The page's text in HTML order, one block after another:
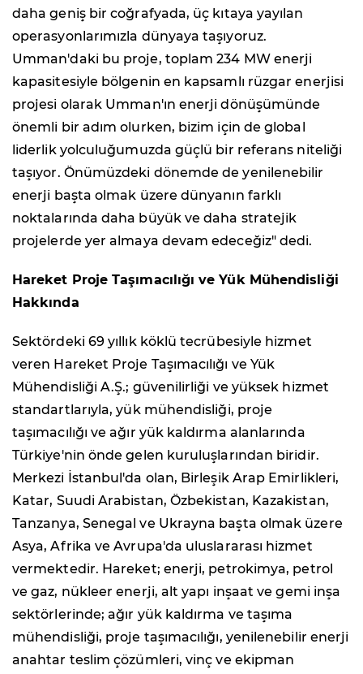
daha geniş bir coğrafyada, üç kıtaya yayılan
operasyonlarımızla dünyaya taşıyoruz.
Umman'daki bu proje, toplam 234 MW enerji
kapasitesiyle bölgenin en kapsamlı rüzgar enerjisi
projesi olarak Umman'ın enerji dönüşümünde
önemli bir adım olurken, bizim için de global
liderlik yolculuğumuzda güçlü bir referans niteliği
taşıyor. Önümüzdeki dönemde de yenilenebilir
enerji başta olmak üzere dünyanın farklı
noktalarında daha büyük ve daha stratejik
projelerde yer almaya devam edeceğiz" dedi.
Hareket Proje Taşımacılığı ve Yük Mühendisliği
Hakkında
Sektördeki 69 yıllık köklü tecrübesiyle hizmet
veren Hareket Proje Taşımacılığı ve Yük
Mühendisliği A.Ş.; güvenilirliği ve yüksek hizmet
standartlarıyla, yük mühendisliği, proje
taşımacılığı ve ağır yük kaldırma alanlarında
Türkiye'nin önde gelen kuruluşlarından biridir.
Merkezi İstanbul'da olan, Birleşik Arap Emirlikleri,
Katar, Suudi Arabistan, Özbekistan, Kazakistan,
Tanzanya, Senegal ve Ukrayna başta olmak üzere
Asya, Afrika ve Avrupa'da uluslararası hizmet
vermektedir. Hareket; enerji, petrokimya, petrol
ve gaz, nükleer enerji, alt yapı inşaat ve gemi inşa
sektörlerinde; ağır yük kaldırma ve taşıma
mühendisliği, proje taşımacılığı, yenilenebilir enerji
anahtar teslim çözümleri, vinç ve ekipman